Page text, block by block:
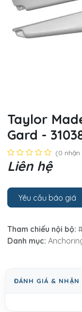
Taylor
Gard -
(0 nhận
Liên hệ
Yêu cầu báo giá
Tham chiếu nội bộ:
Danh mục:
ĐÁNH GIÁ & NHẬN